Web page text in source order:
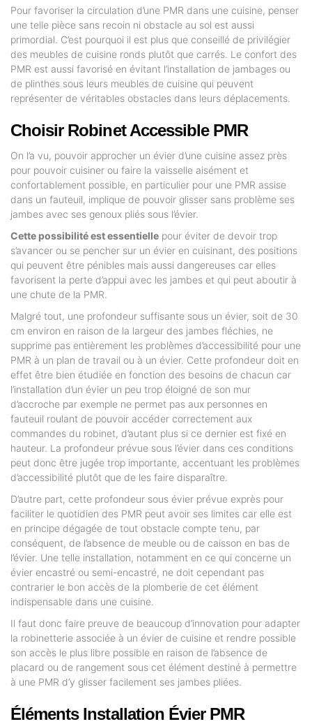
Pour favoriser la circulation d’une PMR dans une cuisine, penser
une telle pièce sans recoin ni obstacle au sol est aussi
primordial. C’est pourquoi il est plus que conseillé de privilégier
des meubles de cuisine ronds plutôt que carrés. Le confort des
PMR est aussi favorisé en évitant l’installation de jambages ou
de plinthes sous leurs meubles de cuisine qui peuvent
représenter de véritables obstacles dans leurs déplacements.
Choisir Robinet Accessible PMR
On l’a vu, pouvoir approcher un évier d’une cuisine assez près
pour pouvoir cuisiner ou faire la vaisselle aisément et
confortablement possible, en particulier pour une PMR assise
dans un fauteuil, implique de pouvoir glisser sans problème ses
jambes avec ses genoux pliés sous l’évier.
Cette possibilité est essentielle pour éviter de devoir trop
s’avancer ou se pencher sur un évier en cuisinant, des positions
qui peuvent être pénibles mais aussi dangereuses car elles
favorisent la perte d’appui avec les jambes et qui peut aboutir à
une chute de la PMR.
Malgré tout, une profondeur suffisante sous un évier, soit de 30
cm environ en raison de la largeur des jambes fléchies, ne
supprime pas entièrement les problèmes d’accessibilité pour une
PMR à un plan de travail ou à un évier. Cette profondeur doit en
effet être bien étudiée en fonction des besoins de chacun car
l’installation d’un évier un peu trop éloigné de son mur
d’accroche par exemple ne permet pas aux personnes en
fauteuil roulant de pouvoir accéder correctement aux
commandes du robinet, d’autant plus si ce dernier est fixé en
hauteur. La profondeur prévue sous l’évier dans ces conditions
peut donc être jugée trop importante, accentuant les problèmes
d’accessibilité plutôt que de les faire disparaître.
D’autre part, cette profondeur sous évier prévue exprès pour
faciliter le quotidien des PMR peut avoir ses limites car elle est
en principe dégagée de tout obstacle compte tenu, par
conséquent, de l’absence de meuble ou de caisson en bas de
l’évier. Une telle installation, notamment en ce qui concerne un
évier encastré ou semi-encastré, ne doit cependant pas
contrarier le bon accès de la plomberie de cet élément
indispensable dans une cuisine.
Il faut donc faire preuve de beaucoup d’innovation pour adapter
la robinetterie associée à un évier de cuisine et rendre possible
son accès le plus libre possible en raison de l’absence de
placard ou de rangement sous cet élément destiné à permettre
à une PMR d’y glisser facilement ses jambes pliées.
Éléments Installation Évier PMR